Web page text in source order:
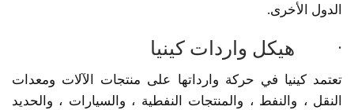
الدول الأخرى.
· هيكل واردات كينيا
تعتمد كينيا في حركة وارداتها على منتجات الآلات ومعدات
النقل ، والنفط ، والمنتجات النفطية ، والسيارات ، والحديد